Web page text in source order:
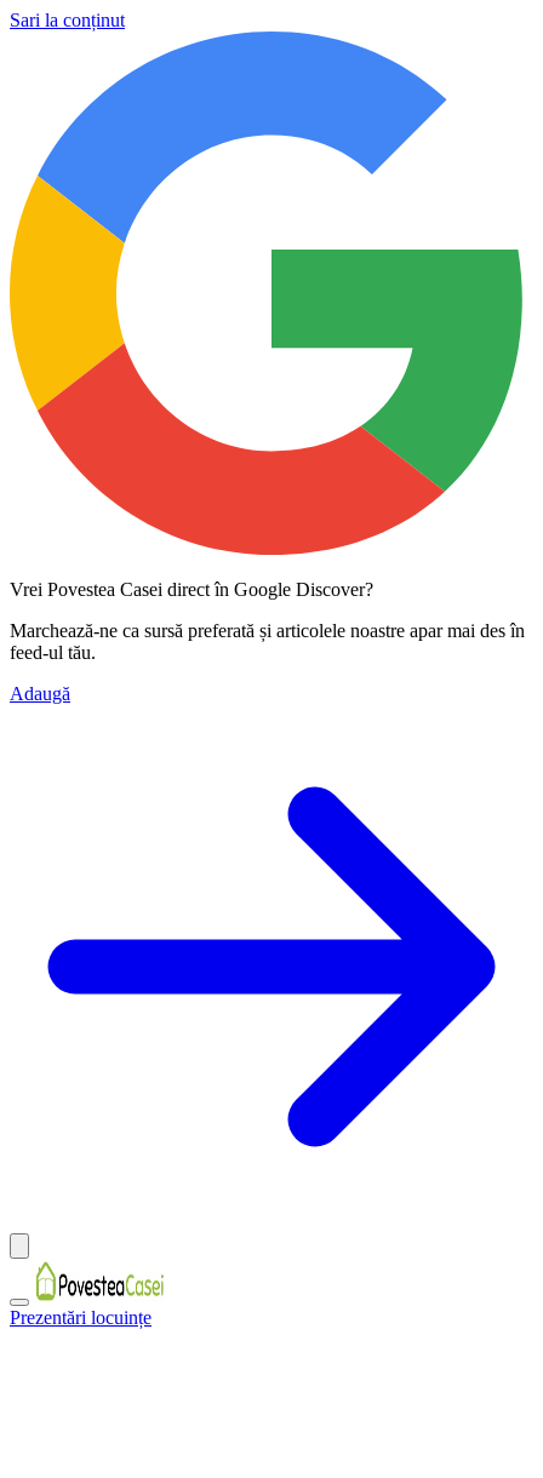
Sari la conținut
Vrei Povestea Casei direct în Google Discover?
Marchează-ne ca sursă preferată și articolele noastre apar mai des în
feed-ul tău.
Adaugă
Prezentări locuințe